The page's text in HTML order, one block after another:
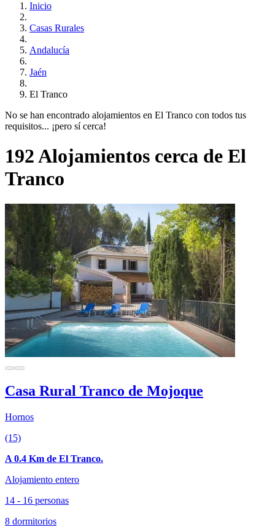
Inicio
Casas Rurales
Andalucía
Jaén
El Tranco
No se han encontrado alojamientos en El Tranco con todos tus
requisitos... ¡pero sí cerca!
192 Alojamientos cerca de El
Tranco
Casa Rural Tranco de Mojoque
Hornos
(15)
A 0.4 Km de El Tranco.
Alojamiento entero
14 - 16 personas
8 dormitorios